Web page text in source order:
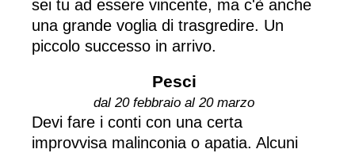
sei tu ad essere vincente, ma c'è anche
una grande voglia di trasgredire. Un
piccolo successo in arrivo.
Pesci
dal 20 febbraio al 20 marzo
Devi fare i conti con una certa
improvvisa malinconia o apatia. Alcuni